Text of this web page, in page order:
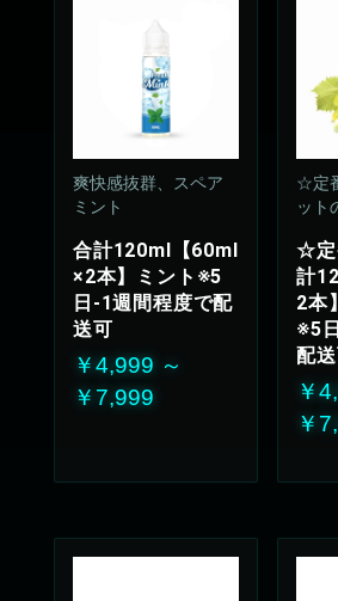
爽快感抜群、スペア
ミント
合計120ml【60ml
×2本】ミント※5
日-1週間程度で配
送可
￥4,999 ～
￥7,999
☆定
ット
広が
☆定
計
2本
※5
配
￥
￥